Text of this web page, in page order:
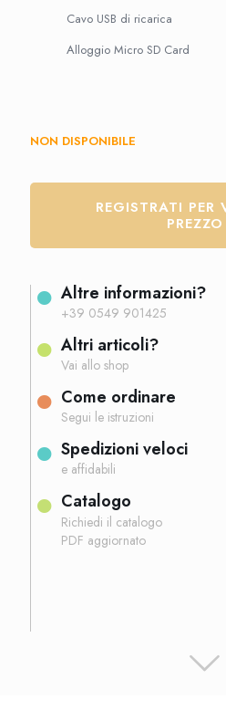
Cavo USB di ricarica
Alloggio Micro SD Card
NON DISPONIBILE
REGISTRATI PER
PREZZO
Altre informazioni?
+39 0549 901425
Altri articoli?
Vai allo shop
Come ordinare
Segui le istruzioni
Spedizioni veloci
e affidabili
Catalogo
Richiedi il catalogo
PDF aggiornato